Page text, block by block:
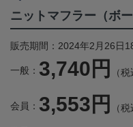
ニットマフラー（ボー
販売期間：2024年2月26日
一般： 3,740円 （税
会員： 3,553円 （税